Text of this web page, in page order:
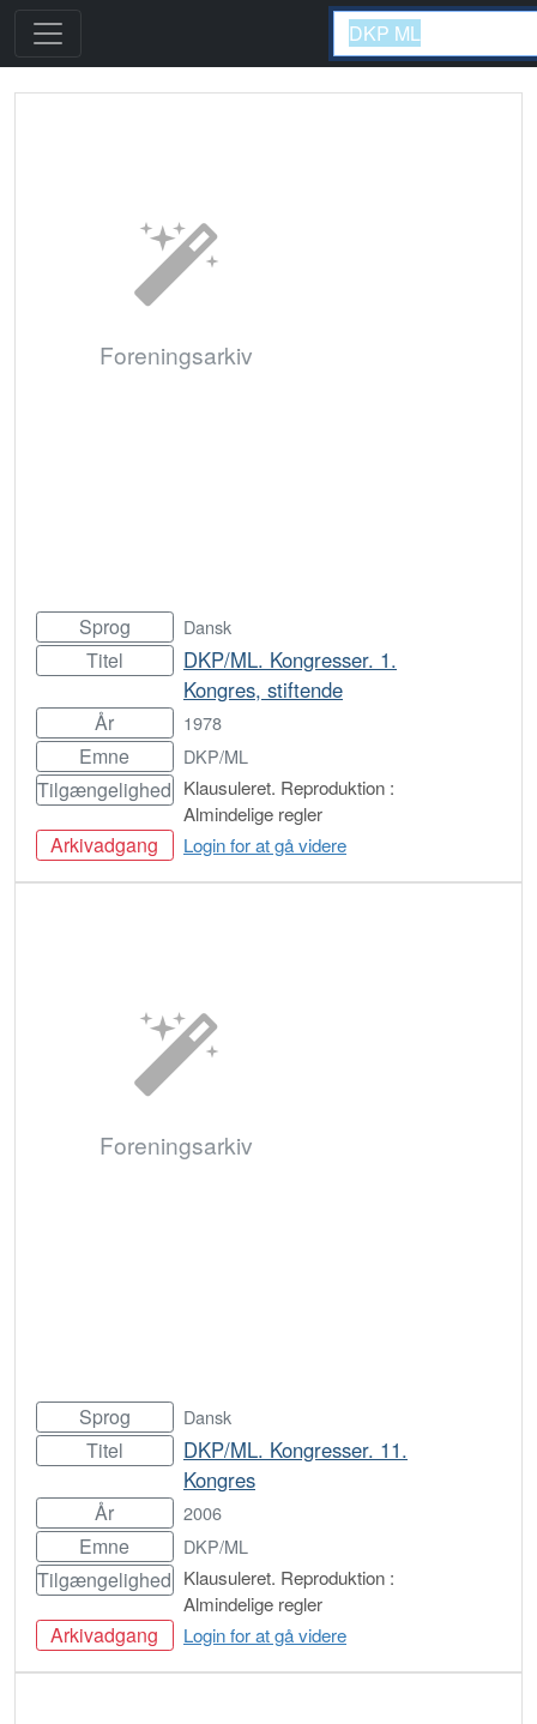
Foreningsarkiv
Sprog Dansk
Titel
DKP/ML. Kongresser. 1.
Kongres, stiftende
År 1978
Emne DKP/ML
Tilgængelighed Klausuleret. Reproduktion :
Almindelige regler
Arkivadgang Login for at gå videre
Bestil
Foreningsarkiv
Sprog Dansk
Titel
DKP/ML. Kongresser. 11.
Kongres
År 2006
Emne DKP/ML
Tilgængelighed Klausuleret. Reproduktion :
Almindelige regler
Arkivadgang Login for at gå videre
Bestil